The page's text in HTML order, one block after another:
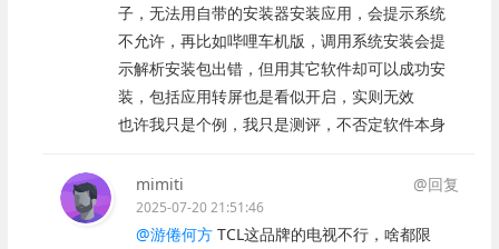
子，无法用自带的安装器安装应用，会提示系统
不允许，再比如哔哩车机版，调用系统安装会提
示解析安装包出错，但用其它软件却可以成功安
装，包括应用转屏也是看似开启，实则无效
也许我只是个例，我只是测评，不否定软件本身
mimiti @回复
2025-07-20 21:51:46
@游倦何方 TCL这品牌的电视不行，啥都限